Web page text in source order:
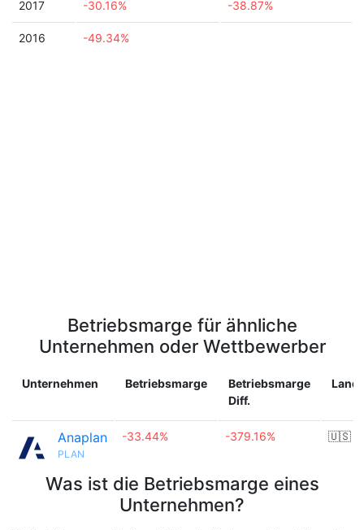
2017 -30.16% -38.87%
2016 -49.34%
Betriebsmarge für ähnliche
Unternehmen oder Wettbewerber
Unternehmen Betriebsmarge
Betriebsmarge
Diff.
Land
Anaplan
PLAN
-33.44% -379.16% 🇺🇸
Was ist die Betriebsmarge eines
Unternehmen?